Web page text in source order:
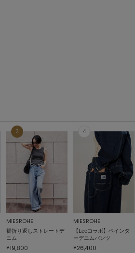
MIESROHE
裾折り返しストレートデ
ニム
¥19,800
MIESROHE
【Leeコラボ】ペインタ
ーデニムパンツ
¥26,400